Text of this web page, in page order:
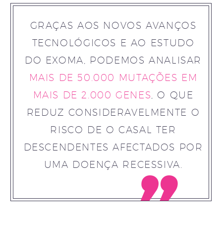
GRAÇAS AOS NOVOS AVANÇOS
TECNOLÓGICOS E AO ESTUDO
DO EXOMA, PODEMOS ANALISAR
MAIS DE 50.000 MUTAÇÕES EM
MAIS DE 2.000 GENES , O QUE
REDUZ CONSIDERAVELMENTE O
RISCO DE O CASAL TER
DESCENDENTES AFECTADOS POR
UMA DOENÇA RECESSIVA.
